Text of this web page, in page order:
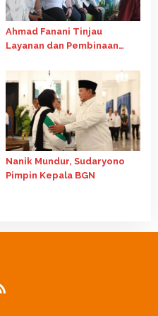
Ahmad Fanani Tinjau
Layanan dan Pembinaan
Surakarta
Nanik Mundur, Sudaryono
Pimpin Kepala BGN